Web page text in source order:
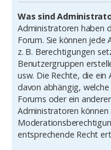
Was sind
Administratoren haben
Forum. Sie können jede
z. B. Berechtigungen
Benutzergruppen
usw. Die Rechte, die
davon abhängig,
Forums oder ein
Administratoren können
entsprechende Recht